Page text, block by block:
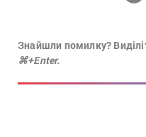
Знайшли помилку?
⌘+Enter.